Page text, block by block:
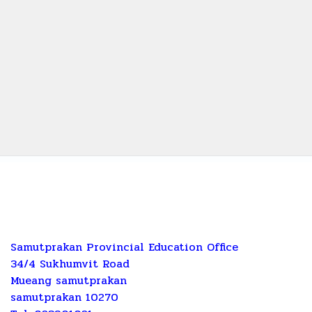
Samutprakan Provincial Education Office
34/4 Sukhumvit Road
Mueang samutprakan
samutprakan 10270